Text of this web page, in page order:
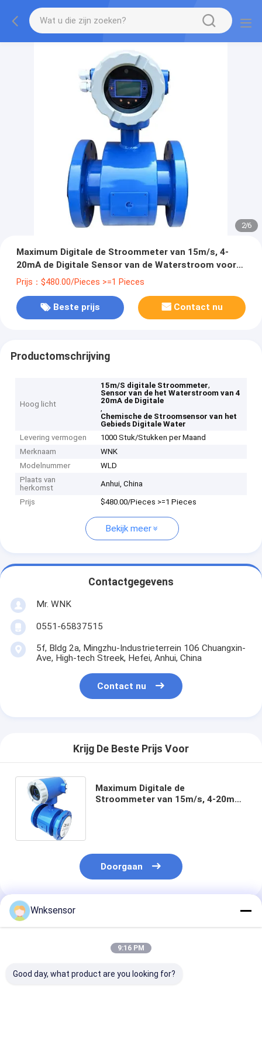
2/6
Maximum Digitale de Stroommeter van 15m/s, 4-
20mA de Digitale Sensor van de Waterstroom voor
Chemisch Gebied
Prijs：$480.00/Pieces >=1 Pieces
Beste prijs Contact nu
Productomschrijving
Hoog licht
15m/S digitale Stroommeter,
Sensor van de het Waterstroom van 4
20mA de Digitale
,
Chemische de Stroomsensor van het
Gebieds Digitale Water
Levering vermogen
1000 Stuk/Stukken per Maand
Merknaam
WNK
Modelnummer
WLD
Plaats van
herkomst
Anhui, China
Prijs $480.00/Pieces >=1 Pieces
Bekijk meer
Contactgegevens
Mr. WNK
0551-65837515
5f, Bldg 2a, Mingzhu-Industrieterrein 106 Chuangxin-
Ave, High-tech Streek, Hefei, Anhui, China
Contact nu
Krijg De Beste Prijs Voor
Maximum Digitale de
Stroommeter van 15m/s, 4-20mA
Doorgaan
Geadviseerde Producten
Wnksensor
9:16 PM
Good day, what product are you looking for?